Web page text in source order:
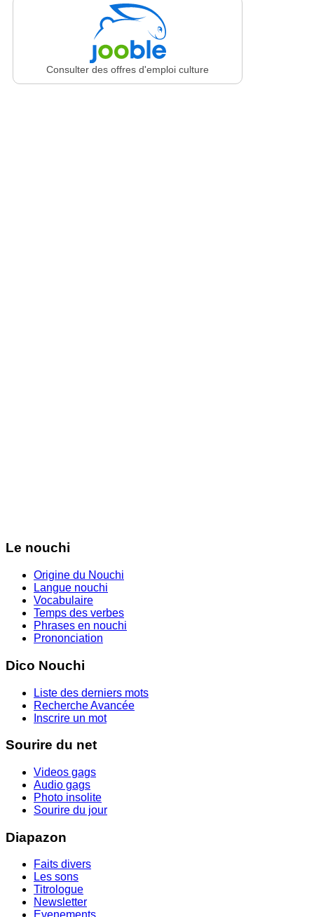
Consulter des offres d'emploi culture
Le nouchi
Origine du Nouchi
Langue nouchi
Vocabulaire
Temps des verbes
Phrases en nouchi
Prononciation
Dico Nouchi
Liste des derniers mots
Recherche Avancée
Inscrire un mot
Sourire du net
Videos gags
Audio gags
Photo insolite
Sourire du jour
Diapazon
Faits divers
Les sons
Titrologue
Newsletter